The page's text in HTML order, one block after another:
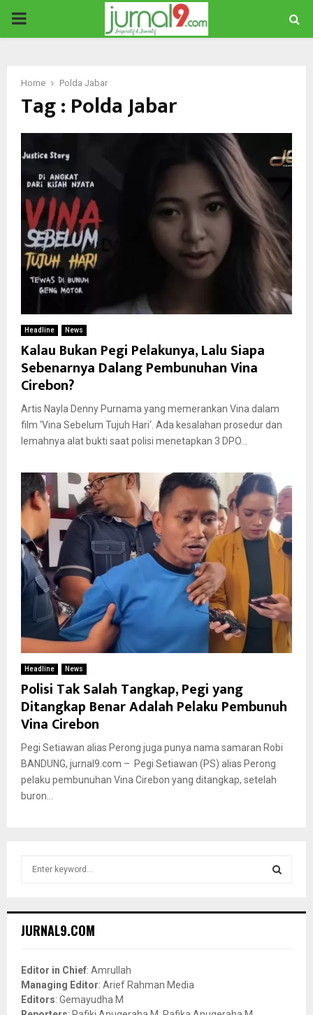
PRIMARY
Home Polda Jabar
Tag : Polda Jabar
Headline News
Kalau Bukan Pegi Pelakunya, Lalu Siapa
Sebenarnya Dalang Pembunuhan Vina
Cirebon?
Artis Nayla Denny Purnama yang memerankan Vina dalam
film ‘Vina Sebelum Tujuh Hari‘. Ada kesalahan prosedur dan
lemahnya alat bukti saat polisi menetapkan 3 DPO...
Headline News
Polisi Tak Salah Tangkap, Pegi yang
Ditangkap Benar Adalah Pelaku Pembunuh
Vina Cirebon
Pegi Setiawan alias Perong juga punya nama samaran Robi
BANDUNG, jurnal9.com – Pegi Setiawan (PS) alias Perong
pelaku pembunuhan Vina Cirebon yang ditangkap, setelah
buron...
h
o
r
:
JURNAL9.COM
Editor in Chief: Amrullah
Managing Editor: Arief Rahman Media
Editors: Gemayudha M